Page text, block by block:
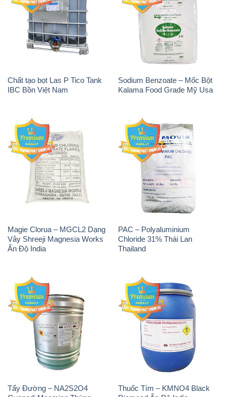
Chất tạo bọt Las P Tico Tank
IBC Bồn Việt Nam
Sodium Benzoate – Mốc Bột
Kalama Food Grade Mỹ Usa
Magie Clorua – MGCL2 Dạng
Vảy Shreeji Magnesia Works
Ấn Độ India
PAC – Polyaluminium
Chloride 31% Thái Lan
Thailand
Tẩy Đường – NA2S2O4
Guangdi Maoming Thùng
Xám Trung Quốc China
Thuốc Tím – KMNO4 Black
Diamond Ấn Độ India